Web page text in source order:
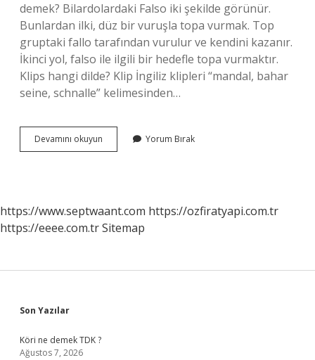
demek? Bilardolardaki Falso iki şekilde görünür.
Bunlardan ilki, düz bir vuruşla topa vurmak. Top
gruptaki fallo tarafından vurulur ve kendini kazanır.
İkinci yol, falso ile ilgili bir hedefle topa vurmaktır.
Klips hangi dilde? Klip İngiliz klipleri “mandal, bahar
seine, schnalle” kelimesinden…
Devamını okuyun
Ne
Yorum Bırak
https://www.septwaant.com https://ozfiratyapi.com.tr
https://eeee.com.trSitemap
Sidebar
Son Yazılar
Köri ne demek TDK ?
Ağustos 7, 2026